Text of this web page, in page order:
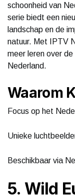
schoonheid van
serie biedt een
landschap en de
natuur. Met IPTV
meer leren over
Nederland.
Waarom
Focus op het
Unieke
Beschikbaar via
5. Wild